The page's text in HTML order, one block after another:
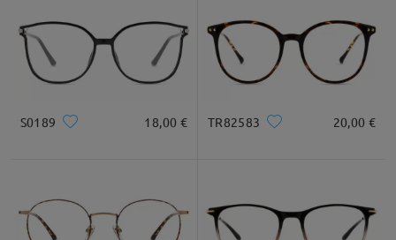
S0189 18,00 € TR82583 20,00 €